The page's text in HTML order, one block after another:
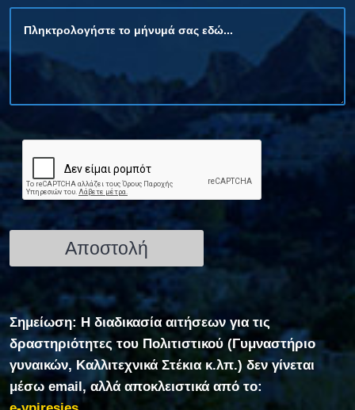
Σημείωση: Η διαδικασία αιτήσεων για τις
δραστηριότητες του Πολιτιστικού (Γυμναστήριο
γυναικών, Καλλιτεχνικά Στέκια κ.λπ.) δεν γίνεται
μέσω email, αλλά αποκλειστικά από το: